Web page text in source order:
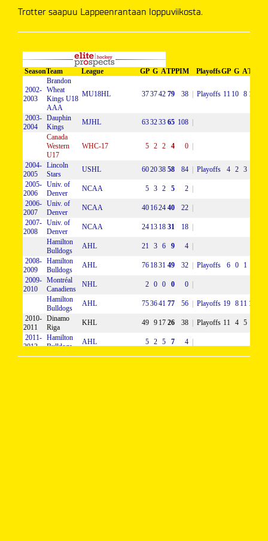
Trotter saapuu Lappeenrantaan loppuviikosta.